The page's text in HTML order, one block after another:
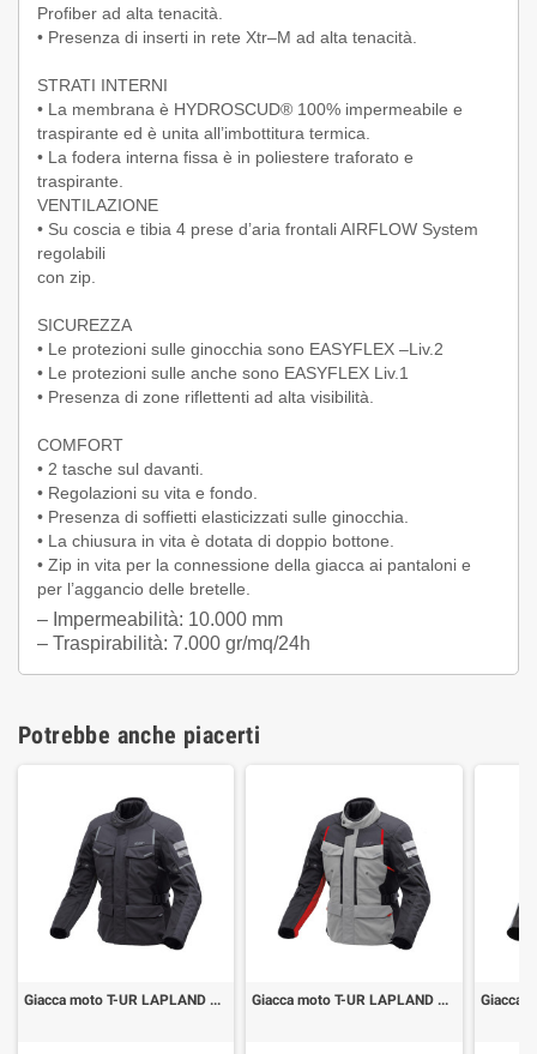
Profiber ad alta tenacità.
• Presenza di inserti in rete Xtr–M ad alta tenacità.
STRATI INTERNI
• La membrana è HYDROSCUD® 100% impermeabile e
traspirante ed è unita all’imbottitura termica.
• La fodera interna fissa è in poliestere traforato e
traspirante.
VENTILAZIONE
• Su coscia e tibia 4 prese d’aria frontali AIRFLOW System
regolabili
con zip.
SICUREZZA
• Le protezioni sulle ginocchia sono EASYFLEX –Liv.2
• Le protezioni sulle anche sono EASYFLEX Liv.1
• Presenza di zone riflettenti ad alta visibilità.
COMFORT
• 2 tasche sul davanti.
• Regolazioni su vita e fondo.
• Presenza di soffietti elasticizzati sulle ginocchia.
• La chiusura in vita è dotata di doppio bottone.
• Zip in vita per la connessione della giacca ai pantaloni e
per l’aggancio delle bretelle.
– Impermeabilità: 10.000 mm
– Traspirabilità: 7.000 gr/mq/24h
Potrebbe anche piacerti
Giacca moto T-UR LAPLAND HYDROSCUD dark anthra black Giacca moto T-UR LAPLAND HYDROSCUD light grey-dark anthra